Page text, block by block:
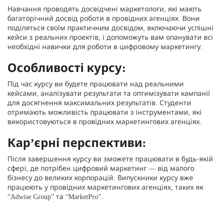
Навчання проводять досвідчені маркетологи, які мають
багаторічний досвід роботи в провідних агенціях. Вони
поділяться своїм практичним досвідом, включаючи успішні
кейси з реальних проектів, і допоможуть вам опанувати всі
необхідні навички для роботи в цифровому маркетингу.
Особливості курсу:
Під час курсу ви будете працювати над реальними
кейсами, аналізувати результати та оптимізувати кампанії
для досягнення максимальних результатів. Студенти
отримають можливість працювати з інструментами, які
використовуються в провідних маркетингових агенціях.
Кар’єрні перспективи:
Після завершення курсу ви зможете працювати в будь-якій
сфері, де потрібен цифровий маркетинг — від малого
бізнесу до великих корпорацій. Випускники курсу вже
працюють у провідних маркетингових агенціях, таких як
“Adwise Group” та “MarketPro”.